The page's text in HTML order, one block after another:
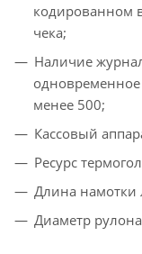
кодированном
чека;
Наличие
менее 500;
Кассовый
Ресурс
Длина намотки
Диаметр